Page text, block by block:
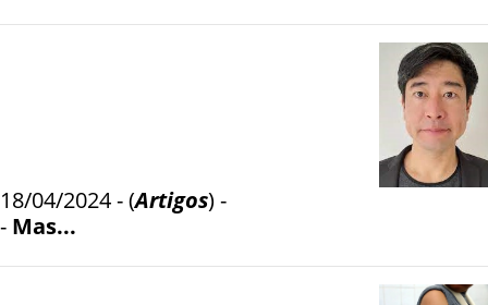
18/04/2024 - (Artigos) -
- Mas...